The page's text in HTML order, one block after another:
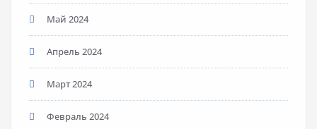
Май 2024
Апрель 2024
Март 2024
Февраль 2024